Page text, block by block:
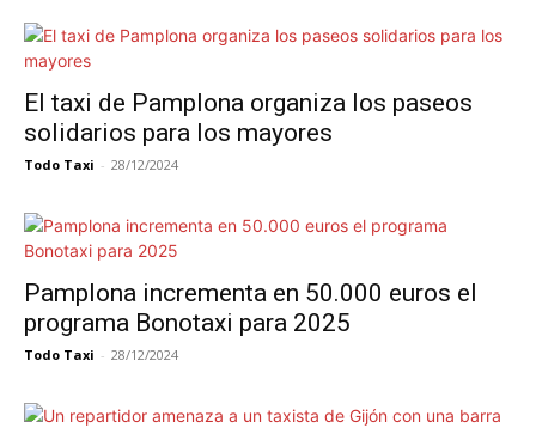
El taxi de Pamplona organiza los paseos
solidarios para los mayores
Todo Taxi - 28/12/2024
Pamplona incrementa en 50.000 euros el
programa Bonotaxi para 2025
Todo Taxi - 28/12/2024